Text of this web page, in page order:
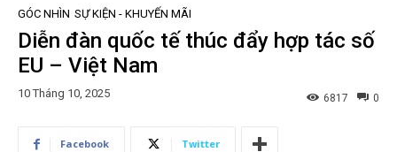
GÓC NHÌN SỰ KIỆN - KHUYẾN MÃI
Diễn đàn quốc tế thúc đẩy hợp tác số
EU – Việt Nam
10 Tháng 10, 2025 0
6817
Facebook Twitter